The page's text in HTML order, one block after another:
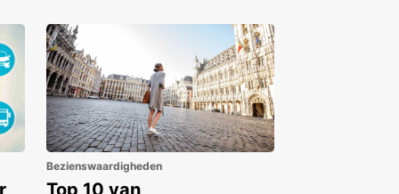
huren in Benin met
biedt een uitgebreid aanbod aan huurauto’s in
afgestemd op al uw wensen en behoeften. Kies
breed scala aan merken en modellen, van
stadsauto’s tot ruime gezinswagens,
SUV’s, luxe wagens, sportwagens en handige
Bezienswaardigheden
Top 10 van